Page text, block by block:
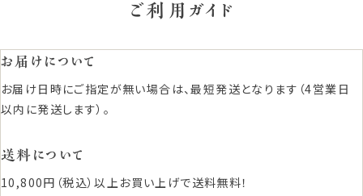
ご利用ガイド
お届けについて
お届け日時にご指定が無い場合は、最短発送となります（4営業日
以内に発送します）。
送料について
10,800円（税込）以上お買い上げで送料無料！